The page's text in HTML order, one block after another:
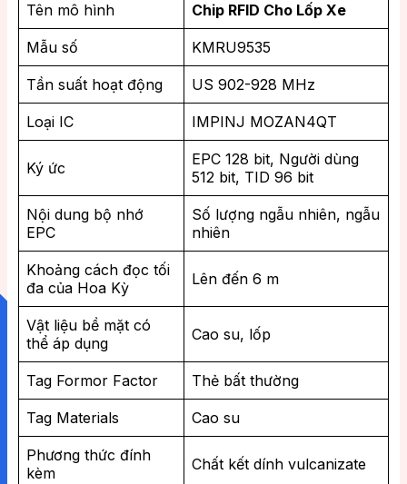
Tên mô hình Chip RFID Cho Lốp Xe
Mẫu số KMRU9535
Tần suất hoạt động US 902-928 MHz
Loại IC IMPINJ MOZAN4QT
Ký ức
EPC 128 bit, Người dùng
512 bit, TID 96 bit
Nội dung bộ nhớ
EPC
Số lượng ngẫu nhiên, ngẫu
nhiên
Khoảng cách đọc tối
đa của Hoa Kỳ
Lên đến 6 m
Vật liệu bề mặt có
thể áp dụng
Cao su, lốp
Tag Formor Factor Thẻ bất thường
Tag Materials Cao su
Phương thức đính
kèm
Chất kết dính vulcanizate